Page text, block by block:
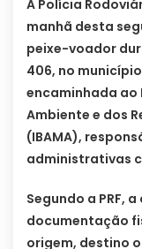
A Polícia
manhã desta
peixe-voador
406, no
encaminhada ao
Ambiente e dos
(IBAMA),
administrativas
Segundo a PRF,
documentação
origem, destino